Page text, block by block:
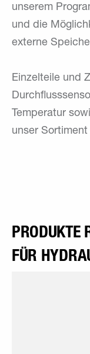
unserem
und die
externe
Einzelteile und
Temperatur
unser Sortiment
PRODUKTE
FÜR